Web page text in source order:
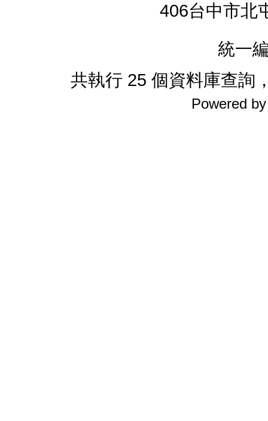
406台中市北
統一
共執行 25 個資料庫查詢
Powered